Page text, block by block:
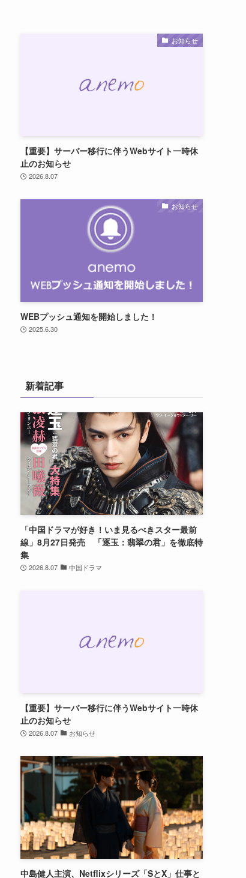
お知らせ
【重要】サーバー移行に伴うWebサイト一時休
止のお知らせ
2026.8.07
お知らせ
WEBプッシュ通知を開始しました！
2025.6.30
新着記事
「中国ドラマが好き！いま見るべきスター最前
線」8月27日発売 「逐玉：翡翠の君」を徹底特
集
2026.8.07 中国ドラマ
【重要】サーバー移行に伴うWebサイト一時休
止のお知らせ
2026.8.07 お知らせ
中島健人主演、Netflixシリーズ「SとX」仕事と